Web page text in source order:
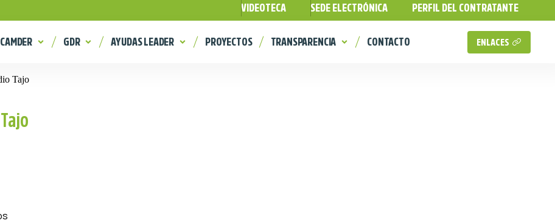
VIDEOTECA SEDE ELECTRÓNICA PERFIL DEL CONTRATANTE
GDR AYUDAS LEADER PROYECTOS TRANSPARENCIA CONTACTO ENLACES
Tajo